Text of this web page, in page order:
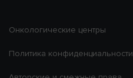
Онкологические центры
Политика конфиденциальности